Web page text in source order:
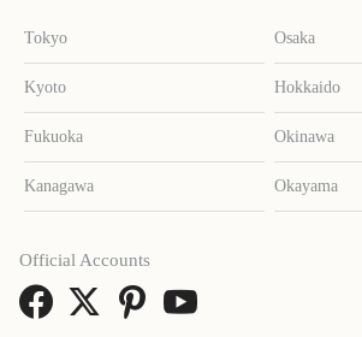
Tokyo Osaka
Kyoto Hokkaido
Fukuoka Okinawa
Kanagawa Okayama
Official Accounts